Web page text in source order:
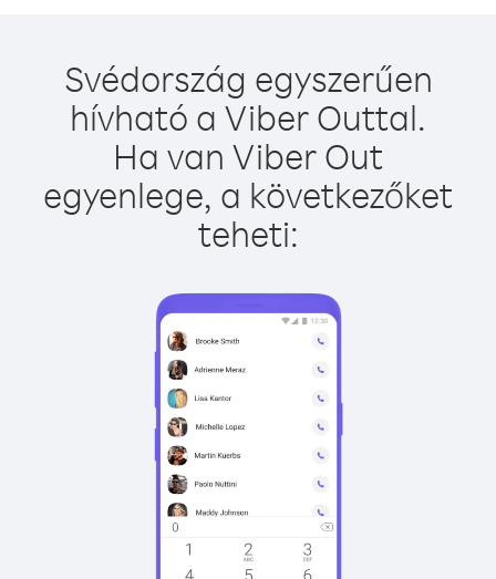
Svédország egyszerűen
hívható a Viber Outtal.
Ha van Viber Out
egyenlege, a következőket
teheti: